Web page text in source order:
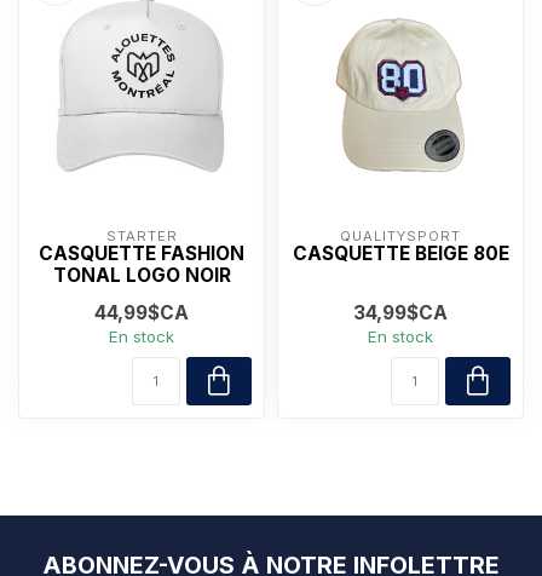
STARTER
CASQUETTE FASHION
TONAL LOGO NOIR
44,99$CA
En stock
QUALITYSPORT
CASQUETTE BEIGE 80E
34,99$CA
En stock
ABONNEZ-VOUS À NOTRE INFOLETTRE